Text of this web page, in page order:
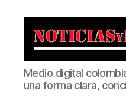
Noticias
y
Respuestas
Medio digital
una forma clara,